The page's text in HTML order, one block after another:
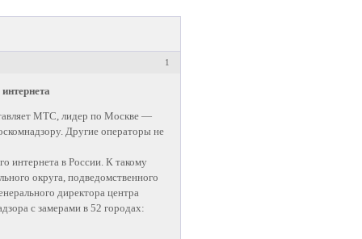
1
МТС, лидер по Москве —
Другие операторы не
интернета в России. К такому
округа, подведомственного
директора центра
с замерами в 52 городах: